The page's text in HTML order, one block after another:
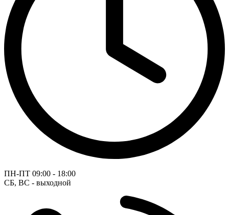
ПН-ПТ 09:00 - 18:00
СБ, ВС - выходной